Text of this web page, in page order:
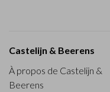
Castelijn & Beerens
À propos de Castelijn &
Beerens